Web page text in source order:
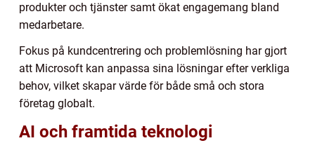
produkter och tjänster samt ökat engagemang bland
medarbetare.
Fokus på kundcentrering och problemlösning har gjort
att Microsoft kan anpassa sina lösningar efter verkliga
behov, vilket skapar värde för både små och stora
företag globalt.
AI och framtida teknologi